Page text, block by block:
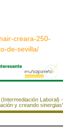
creara-250-
de-sevilla/
Laboral) -
y creando sinergias'